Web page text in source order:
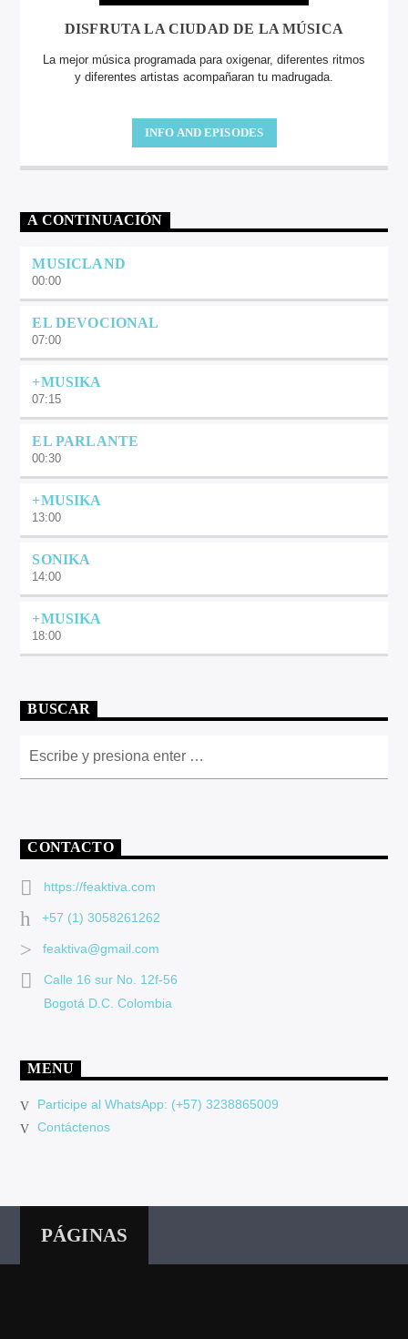
DISFRUTA LA CIUDAD DE LA MÚSICA
La mejor música programada para oxigenar, diferentes ritmos
y diferentes artistas acompañaran tu madrugada.
INFO AND EPISODES
A CONTINUACIÓN
MUSICLAND
00:00
EL DEVOCIONAL
07:00
+MUSIKA
07:15
EL PARLANTE
00:30
+MUSIKA
13:00
SONIKA
14:00
+MUSIKA
18:00
BUSCAR
CONTACTO
https://feaktiva.com
+57 (1) 3058261262
feaktiva@gmail.com
Calle 16 sur No. 12f-56
Bogotá D.C. Colombia
MENU
Participe al WhatsApp: (+57) 3238865009
Contáctenos
PÁGINAS